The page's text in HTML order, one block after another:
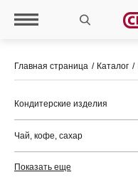
Главная страница Каталог
Кондитерские изделия
Чай, кофе, сахар
Показать еще